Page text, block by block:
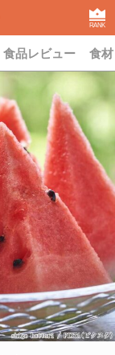
RANK
食品レビュー 食材